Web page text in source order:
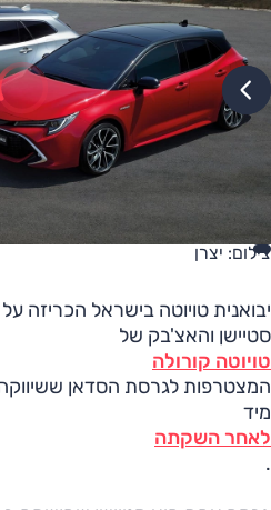
צילום: יצרן
יבואנית טויוטה בישראל הכריזה
סטיישן והאצ'בק של
טויוטה קורולה
המצטרפות לגרסת הסדאן
מיד
לאחר השקתה
.